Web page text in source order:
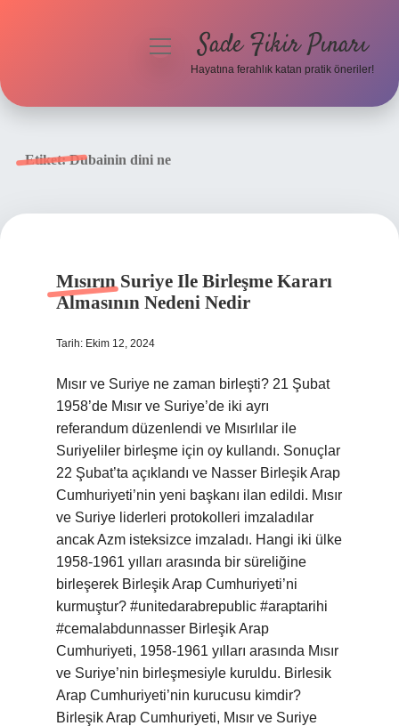
menüyüSade Fikir Pınarı
Hayatına ferahlık katan pratik öneriler!
Etiket:Dubainin dini ne
Mısırın Suriye Ile Birleşme Kararı
Almasının Nedeni Nedir
Tarih: Ekim 12, 2024
Mısır ve Suriye ne zaman birleşti? 21 Şubat
1958’de Mısır ve Suriye’de iki ayrı
referandum düzenlendi ve Mısırlılar ile
Suriyeliler birleşme için oy kullandı. Sonuçlar
22 Şubat’ta açıklandı ve Nasser Birleşik Arap
Cumhuriyeti’nin yeni başkanı ilan edildi. Mısır
ve Suriye liderleri protokolleri imzaladılar
ancak Azm isteksizce imzaladı. Hangi iki ülke
1958-1961 yılları arasında bir süreliğine
birleşerek Birleşik Arap Cumhuriyeti’ni
kurmuştur? #unitedarabrepublic #araptarihi
#cemalabdunnasser Birleşik Arap
Cumhuriyeti, 1958-1961 yılları arasında Mısır
ve Suriye’nin birleşmesiyle kuruldu. Birlesik
Arap Cumhuriyeti’nin kurucusu kimdir?
Birleşik Arap Cumhuriyeti, Mısır ve Suriye